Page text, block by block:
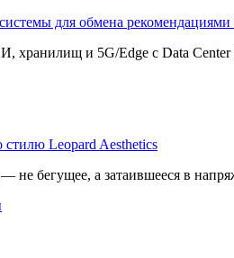
для обмена
хранилищ и 5G/Edge с Data
Leopard Aesthetics
не бегущее, а затаившееся в